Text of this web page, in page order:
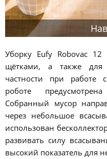
Уборку Eufy Robovac
щётками, а также для
частности при
роботе
Собранный мусор
через небольшое
использован
развивать силу
высокий показатель для